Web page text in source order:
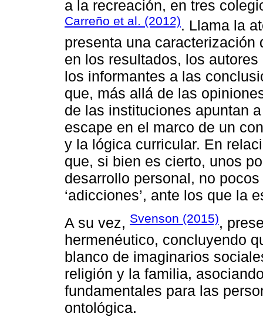
a la recreación, en tres
Carreño et al. (2012). Llama la
presenta una caracterización
en los resultados, los
los informantes a las
que, más allá de las
de las instituciones apuntan
escape en el marco de un
y la lógica curricular. En
que, si bien es cierto, unos
desarrollo personal, no pocos
‘adicciones’, ante los que la
A su vez, Svenson (2015),
hermenéutico, concluyendo
blanco de imaginarios
religión y la familia,
fundamentales para las
ontológica.